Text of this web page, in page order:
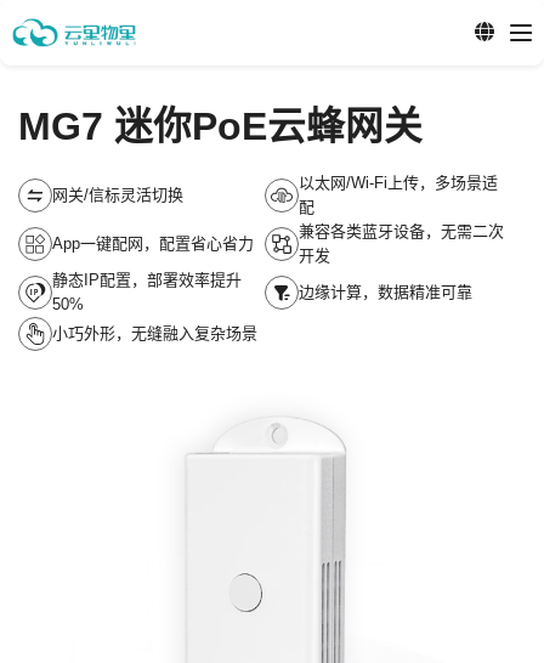
MG7 迷你PoE云蜂网关
网关/信标灵活切换
以太网/Wi-Fi上传，多场景适
配
App一键配网，配置省心省力
兼容各类蓝牙设备，无需二次
开发
静态IP配置，部署效率提升
50%
边缘计算，数据精准可靠
小巧外形，无缝融入复杂场景